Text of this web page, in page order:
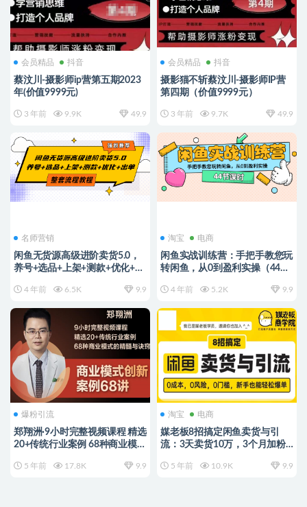
会员精品 抖音
蔡汶川-摄影师ip营第五期2023
年(价值9999元)
3 年前 9.9K 49.9
会员精品 抖音
摄影猫不斩蔡汶川-摄影师IP营
第四期（价值9999元）
3 年前 9.7K 49.9
名师营销
闲鱼无货源高级进阶卖货5.0，
养号+选品+上架+测款+优化+出
4 年前 6.5K 9.9
淘宝 电商
闲鱼实战训练营：手把手教您玩
转闲鱼，从0到盈利实操（44节
4 年前 5.2K 9.9
爆粉引流
郑翔洲·9小时完整视频课程 精选
20+传统行业案例 68种商业模式
5 年前 17.8K 9.9
淘宝 电商
媒老板8招搞定闲鱼卖货与引
流：3天卖货10万，3个月加粉
5 年前 10.9K 9.9